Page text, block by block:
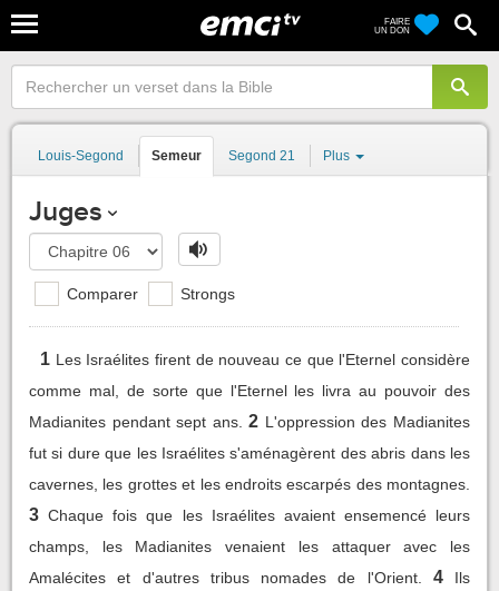
FAIRE
UN DON
Louis-Segond Semeur Segond 21 Plus
Juges
Comparer Strongs
1 Les Israélites firent de nouveau ce que l'Eternel considère
comme mal, de sorte que l'Eternel les livra au pouvoir des
Madianites pendant sept ans. 2 L'oppression des Madianites
fut si dure que les Israélites s'aménagèrent des abris dans les
cavernes, les grottes et les endroits escarpés des montagnes.
3 Chaque fois que les Israélites avaient ensemencé leurs
champs, les Madianites venaient les attaquer avec les
Amalécites et d'autres tribus nomades de l'Orient.
4
Ils